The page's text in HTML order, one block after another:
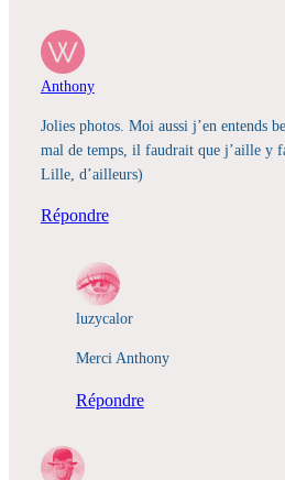
Anthony
Jolies photos. Moi aussi j’en entends
mal de temps, il faudrait que j’aille y
Lille, d’ailleurs)
Répondre
luzycalor
Merci Anthony
Répondre